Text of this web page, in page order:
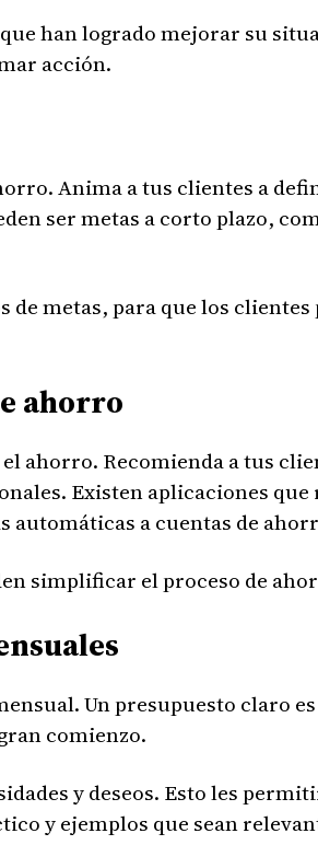
han logrado mejorar su
acción.
Anima a tus clientes a
ser metas a corto plazo,
metas, para que los
ahorro
ahorro. Recomienda a tus
Existen aplicaciones
a cuentas de
simplificar el proceso de
Un presupuesto claro
comienzo.
y deseos. Esto les
y ejemplos que sean